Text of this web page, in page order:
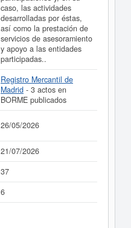
caso, las actividades
desarrolladas por éstas,
así como la prestación de
servicios de asesoramiento
y apoyo a las entidades
participadas..
Registro Mercantil de
Madrid - 3 actos en
BORME publicados
26/05/2026
21/07/2026
37
6